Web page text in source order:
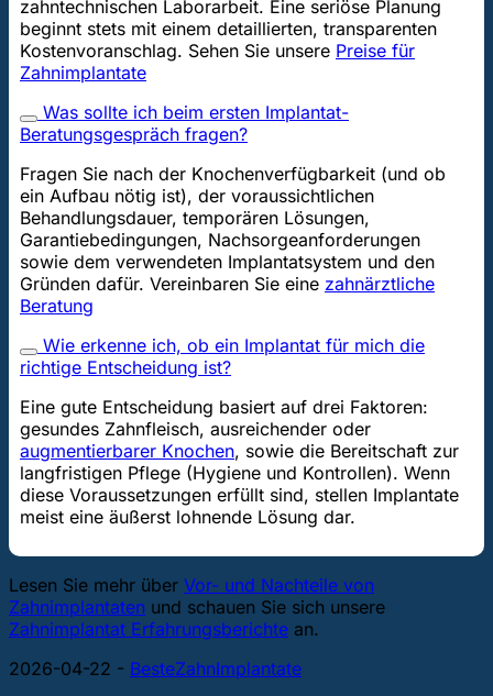
zahntechnischen Laborarbeit. Eine seriöse Planung
beginnt stets mit einem detaillierten, transparenten
Kostenvoranschlag. Sehen Sie unsere Preise für
Zahnimplantate
Was sollte ich beim ersten Implantat-
Beratungsgespräch fragen?
Fragen Sie nach der Knochenverfügbarkeit (und ob
ein Aufbau nötig ist), der voraussichtlichen
Behandlungsdauer, temporären Lösungen,
Garantiebedingungen, Nachsorgeanforderungen
sowie dem verwendeten Implantatsystem und den
Gründen dafür. Vereinbaren Sie eine zahnärztliche
Beratung
Wie erkenne ich, ob ein Implantat für mich die
richtige Entscheidung ist?
Eine gute Entscheidung basiert auf drei Faktoren:
gesundes Zahnfleisch, ausreichender oder
augmentierbarer Knochen, sowie die Bereitschaft zur
langfristigen Pflege (Hygiene und Kontrollen). Wenn
diese Voraussetzungen erfüllt sind, stellen Implantate
meist eine äußerst lohnende Lösung dar.
Lesen Sie mehr über Vor- und Nachteile von
Zahnimplantaten und schauen Sie sich unsere
Zahnimplantat Erfahrungsberichte an.
2026-04-22 - BesteZahnImplantate